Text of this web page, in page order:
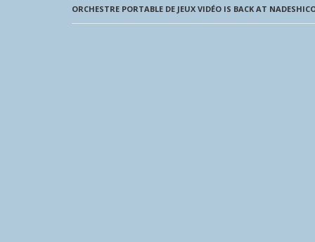
ORCHESTRE PORTABLE DE JEUX VIDÉO IS BACK AT